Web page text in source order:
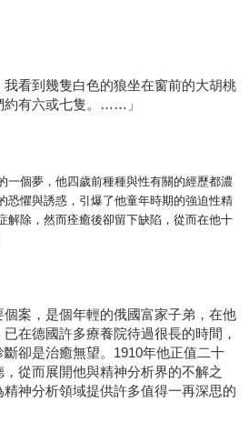
我看到幾隻白色的狼坐在窗前的大胡桃
約有六或七隻。……」
一個夢，他四歲前種種與性有關的經歷都濃
恐懼與誘惑，引爆了他童年時期的強迫性精
解除，然而痊癒後卻留下缺陷，從而在他十
案，是個年輕的俄國富家子弟，在他
在德國許多療養院待過很長的時間，
卻是治癒無望。1910年他正值二十
從而展開他與精神分析界的不解之
神分析領域提供許多值得一再深思的